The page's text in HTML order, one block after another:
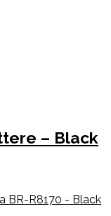
– Black